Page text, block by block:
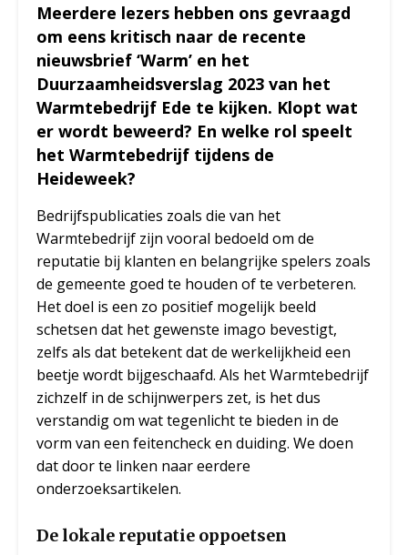
Meerdere lezers hebben ons gevraagd
om eens kritisch naar de recente
nieuwsbrief ‘Warm’ en het
Duurzaamheidsverslag 2023 van het
Warmtebedrijf Ede te kijken. Klopt wat
er wordt beweerd? En welke rol speelt
het Warmtebedrijf tijdens de
Heideweek?
Bedrijfspublicaties zoals die van het
Warmtebedrijf zijn vooral bedoeld om de
reputatie bij klanten en belangrijke spelers zoals
de gemeente goed te houden of te verbeteren.
Het doel is een zo positief mogelijk beeld
schetsen dat het gewenste imago bevestigt,
zelfs als dat betekent dat de werkelijkheid een
beetje wordt bijgeschaafd. Als het Warmtebedrijf
zichzelf in de schijnwerpers zet, is het dus
verstandig om wat tegenlicht te bieden in de
vorm van een feitencheck en duiding. We doen
dat door te linken naar eerdere
onderzoeksartikelen.
De lokale reputatie oppoetsen